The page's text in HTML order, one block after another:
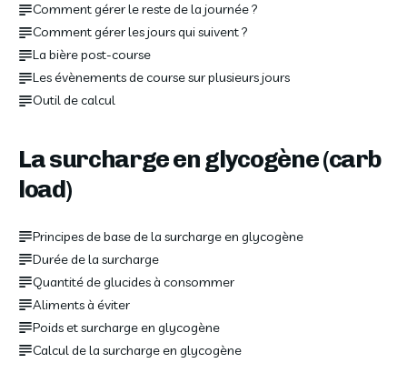
Comment gérer le reste de la journée ?
Comment gérer les jours qui suivent ?
La bière post-course
Les évènements de course sur plusieurs jours
Outil de calcul
La surcharge en glycogène (carb
load)
Principes de base de la surcharge en glycogène
Durée de la surcharge
Quantité de glucides à consommer
Aliments à éviter
Poids et surcharge en glycogène
Calcul de la surcharge en glycogène